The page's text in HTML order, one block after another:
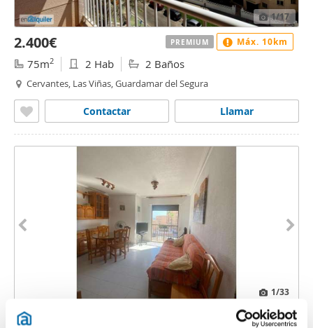
1/17
2.400€
75m2 2 Hab 2 Baños
Cervantes, Las Viñas, Guardamar del Segura
Llamar
Contactar
PREMIUM Máx. 10km
1/33
700€ Máx. 10km